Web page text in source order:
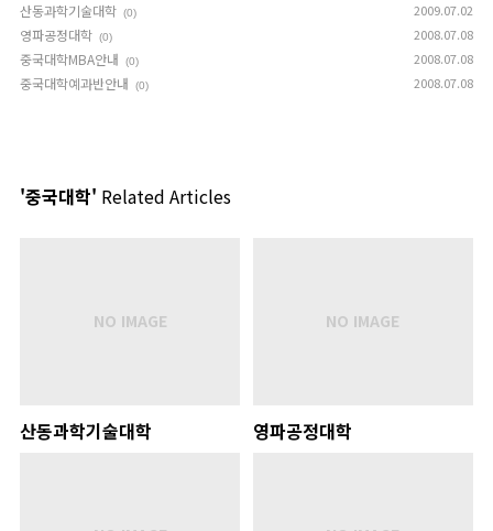
산동과학기술대학 (0) 2009.07.02
영파공정대학 (0) 2008.07.08
중국대학MBA안내 (0) 2008.07.08
중국대학예과반안내 (0) 2008.07.08
'중국대학' Related Articles
산동과학기술대학 영파공정대학